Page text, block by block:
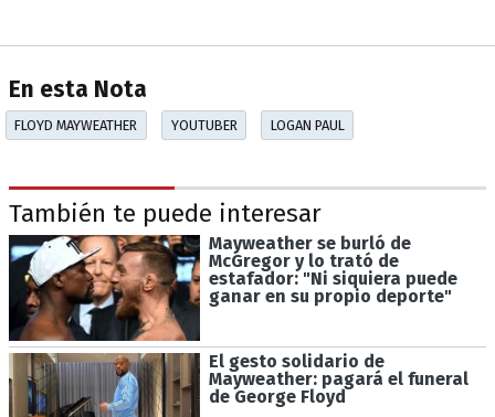
En esta Nota
FLOYD MAYWEATHER YOUTUBER LOGAN PAUL
También te puede interesar
Mayweather se burló de
McGregor y lo trató de
estafador: "Ni siquiera puede
ganar en su propio deporte"
El gesto solidario de
Mayweather: pagará el funeral
de George Floyd